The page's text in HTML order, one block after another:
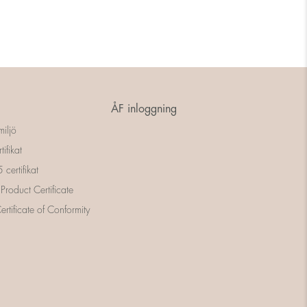
certifikat
Certificate
of Conformity
ÅF inloggning